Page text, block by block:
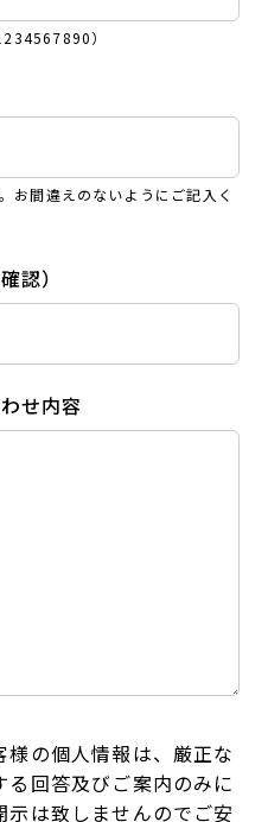
）
お間違えのないようにご記入く
認）
せ内容
の個人情報は、厳正な
回答及びご案内のみに
は致しませんのでご安